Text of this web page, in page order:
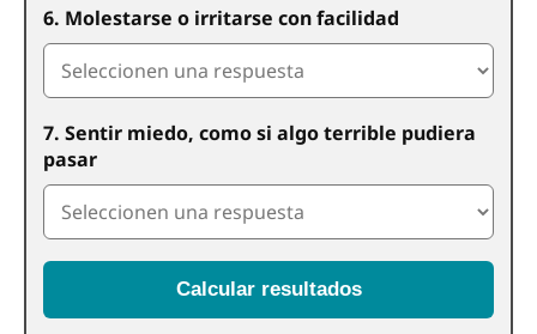
6. Molestarse o irritarse con facilidad
7. Sentir miedo, como si algo terrible pudiera
pasar
Calcular resultados